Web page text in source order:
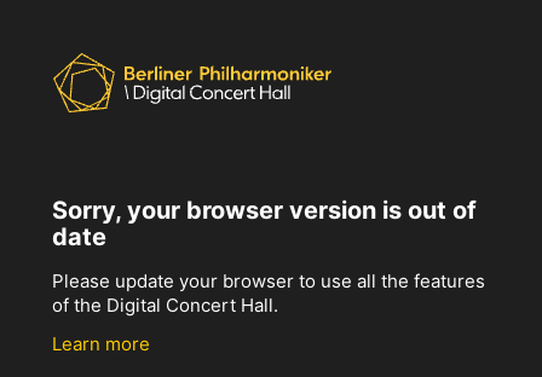
Sorry, your browser version is out of
date
Please update your browser to use all the features
of the Digital Concert Hall.
Learn more